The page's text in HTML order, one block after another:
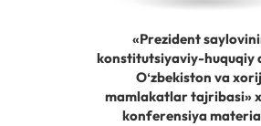
«Prezident
konstitutsiyaviy-huquqiy
Oʻzbekiston va
mamlakatlar tajribasi»
konferensiya